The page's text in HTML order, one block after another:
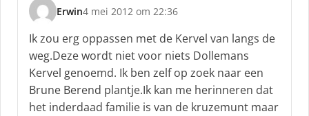
Erwin
s
c
h
r
e
e
f
4 mei 2012 om 22:36
Ik zou erg oppassen met de Kervel van langs de
weg.Deze wordt niet voor niets Dollemans
Kervel genoemd. Ik ben zelf op zoek naar een
Brune Berend plantje.Ik kan me herinneren dat
het inderdaad familie is van de kruzemunt maar